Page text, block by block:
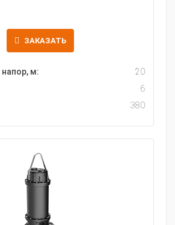
ЗАКАЗАТЬ
м:
20
6
380